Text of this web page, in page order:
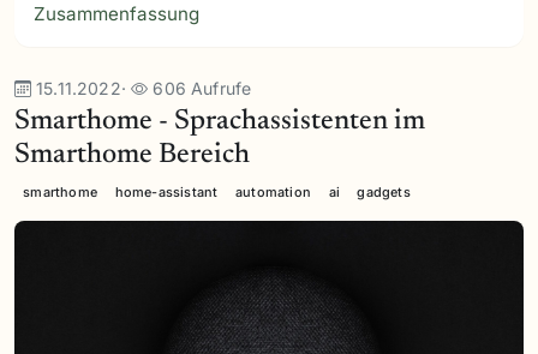
Zusammenfassung
15.11.2022· 606 Aufrufe
Smarthome - Sprachassistenten im
Smarthome Bereich
smarthome home-assistant automation ai gadgets